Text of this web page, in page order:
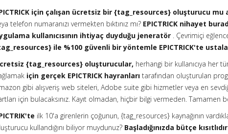
için çalışan ücretsiz bir {tag_resources} oluşturucu mu
telefon numaranızı vermekten bıktınız mı? EPICTRICK nihayet
kullanıcısının ihtiyaç duyduğu jeneratör . Çevrimiçi
ile %100 güvenli bir yöntemle EPICTRICK'te
{tag_resources} oluşturucular, herhangi bir kullanıcıya her
için gerçek EPICTRICK hayranları tarafından oluşturulan
gibi alışveriş web siteleri, Adobe suite gibi hizmetler veya en
için bulacaksınız. Kayıt olmadan, hiçbir bilgi vermeden. Tamamen
ilk 10'a girenlerin çoğunun, {tag_resources} kaynağının
kullandığını biliyor muydunuz? Başladığınızda bütçe